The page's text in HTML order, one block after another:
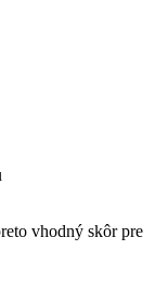
vhodný skôr pre